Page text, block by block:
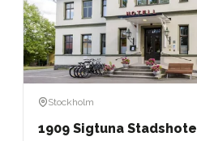
Stockholm
1909 Sigtuna